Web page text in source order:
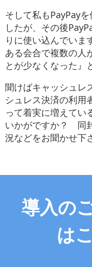
そして私もPayPay
したが、その後
りに使い込んでいま
ある会合で複数の人
とが少なくなった』
聞けばキャッシュレ
シュレス決済の利用
って着実に増えてい
いかがですか？ 同
況などをお聞かせ下
導入の
は